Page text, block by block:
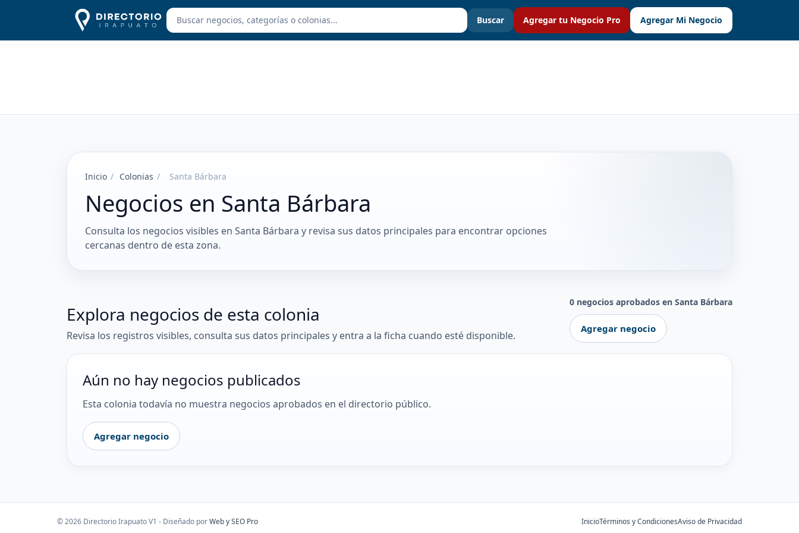
Buscar Agregar tu Negocio Pro Agregar Mi Negocio
Inicio / Colonias / Santa Bárbara
Negocios en Santa Bárbara
Consulta los negocios visibles en Santa Bárbara y revisa sus datos principales para encontrar opciones
cercanas dentro de esta zona.
Explora negocios de esta colonia
Revisa los registros visibles, consulta sus datos principales y entra a la ficha cuando esté disponible.
0 negocios aprobados en Santa Bárbara
Agregar negocio
Aún no hay negocios publicados
Esta colonia todavía no muestra negocios aprobados en el directorio público.
Agregar negocio
© 2026 Directorio Irapuato V1 - Diseñado porWeb y SEO Pro InicioTérminos y CondicionesAviso de Privacidad